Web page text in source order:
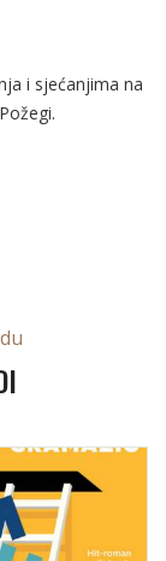
i sjećanjima na